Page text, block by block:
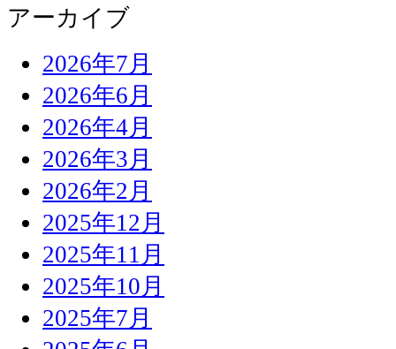
アーカイブ
2026年7月
2026年6月
2026年4月
2026年3月
2026年2月
2025年12月
2025年11月
2025年10月
2025年7月